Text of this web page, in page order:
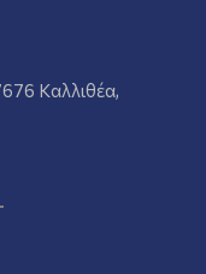
Καλλιθέα,